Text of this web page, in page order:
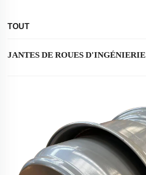
TOUT
JANTES DE ROUES D'INGÉNIERIE